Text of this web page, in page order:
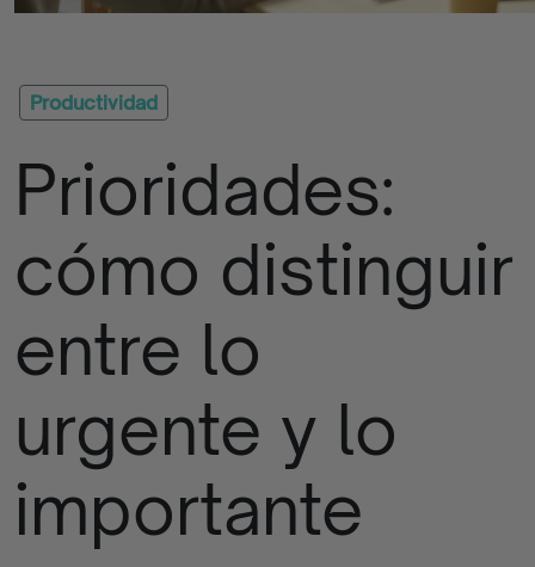
Iniciativa
Contacto
Empresas
Blog
Programas
Productividad
Prioridades:
cómo distinguir
entre lo
urgente y lo
importante